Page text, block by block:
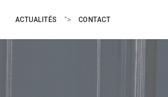
ACTUALITÉS "> CONTACT